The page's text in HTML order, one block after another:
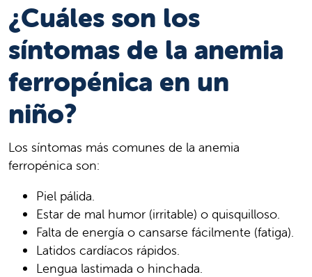
¿Cuáles son los
síntomas de la anemia
ferropénica en un
niño?
Los síntomas más comunes de la anemia
ferropénica son:
Piel pálida.
Estar de mal humor (irritable) o quisquilloso.
Falta de energía o cansarse fácilmente (fatiga).
Latidos cardíacos rápidos.
Lengua lastimada o hinchada.